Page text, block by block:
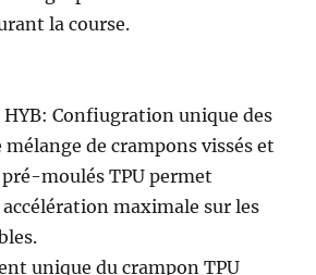
la course.
HYB: Confiugration unique des
mélange de crampons vissés et
moulés TPU permet
maximale sur les
unique du crampon TPU